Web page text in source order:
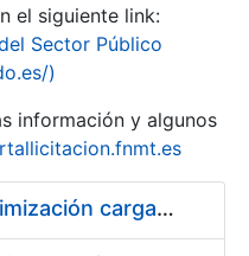
el siguiente link:
Sector Público
)
información y algunos
Pliego condiciones optimización cargas compras firmado